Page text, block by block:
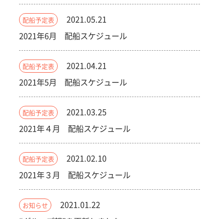
配船予定表
2021.05.21
2021年6月 配船スケジュール
配船予定表
2021.04.21
2021年5月 配船スケジュール
配船予定表
2021.03.25
2021年４月 配船スケジュール
配船予定表
2021.02.10
2021年３月 配船スケジュール
お知らせ
2021.01.22